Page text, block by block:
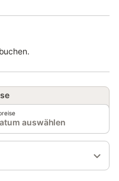
auswählen